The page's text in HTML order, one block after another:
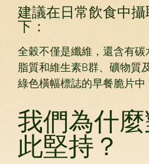
建議在日常飲食中
下：
全穀不僅是纖維，還含有碳
脂質和維生素B群、礦物質
綠色橫幅標誌的早餐脆片
我們為什
此堅持？